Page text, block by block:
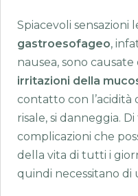
Spiacevoli sensazioni
gastroesofageo,
nausea, sono causate
irritazioni della
contatto con l’acidità
risale, si danneggia.
complicazioni che
della vita di tutti i
quindi necessitano